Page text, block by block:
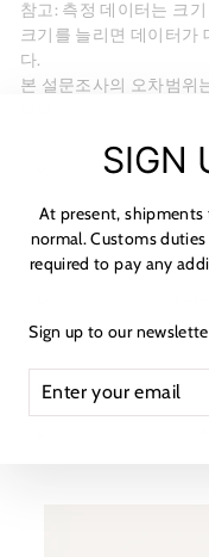
참고: 측정 데이터는 크
크기를 늘리면 데이터가
다.
본 설문조사의 오차범위
SIGN
At present, shipments
normal. Customs
required to pay any
Sign up to our
YOUR
EMAIL